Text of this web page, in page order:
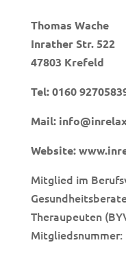
Thomas Wache
Inrather Str. 522
47803 Krefeld
Tel:0160
Mail:
Website:
Mitglied im
Theraupeuten
Mitgliedsnummer: